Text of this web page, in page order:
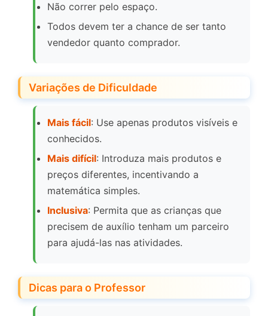
Não correr pelo espaço.
Todos devem ter a chance de ser tanto
vendedor quanto comprador.
Variações de Dificuldade
Mais fácil: Use apenas produtos visíveis e
conhecidos.
Mais difícil: Introduza mais produtos e
preços diferentes, incentivando a
matemática simples.
Inclusiva: Permita que as crianças que
precisem de auxílio tenham um parceiro
para ajudá-las nas atividades.
Dicas para o Professor